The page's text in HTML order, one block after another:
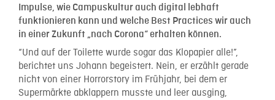
Impulse, wie Campuskultur auch digital lebhaft
funktionieren kann und welche Best Practices wir auch
in einer Zukunft „nach Corona“ erhalten können.
“Und auf der Toilette wurde sogar das Klopapier alle!”,
berichtet uns Johann begeistert. Nein, er erzählt gerade
nicht von einer Horrorstory im Frühjahr, bei dem er
Supermärkte abklappern musste und leer ausging,